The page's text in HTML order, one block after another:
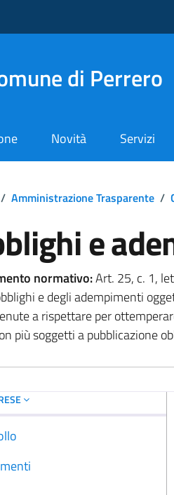
di Perrero
Novità Servizi
/ Amministrazione Trasparente /
e
normativo:Art. 25, c. 1,
e degli adempimenti
a rispettare per
più soggetti a pubblicazione